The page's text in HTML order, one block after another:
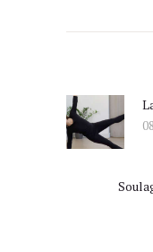
l’article